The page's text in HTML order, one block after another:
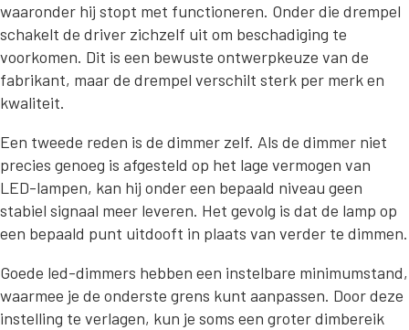
waaronder hij stopt met functioneren. Onder die drempel
schakelt de driver zichzelf uit om beschadiging te
voorkomen. Dit is een bewuste ontwerpkeuze van de
fabrikant, maar de drempel verschilt sterk per merk en
kwaliteit.
Een tweede reden is de dimmer zelf. Als de dimmer niet
precies genoeg is afgesteld op het lage vermogen van
LED-lampen, kan hij onder een bepaald niveau geen
stabiel signaal meer leveren. Het gevolg is dat de lamp op
een bepaald punt uitdooft in plaats van verder te dimmen.
Goede led-dimmers hebben een instelbare minimumstand,
waarmee je de onderste grens kunt aanpassen. Door deze
instelling te verlagen, kun je soms een groter dimbereik